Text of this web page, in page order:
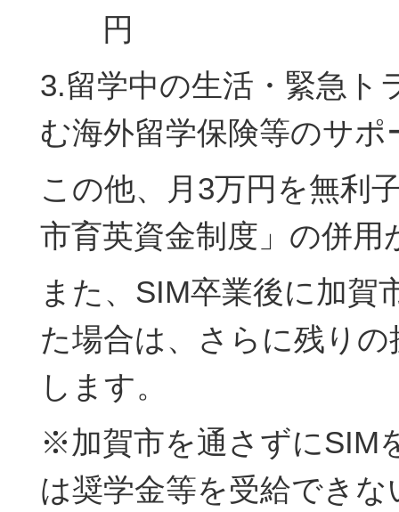
円
3.留学中の生活・緊急ト
む海外留学保険等のサポ
この他、月3万円を無利
市育英資金制度」の併用
また、SIM卒業後に加賀
た場合は、さらに残り
します。
※加賀市を通さずにSIM
は奨学金等を受給でき